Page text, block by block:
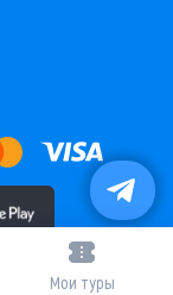
приложение в PlayMarket
Мои туры